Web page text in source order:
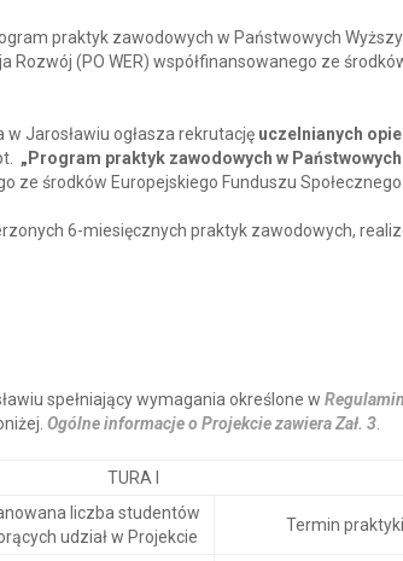
praktyk zawodowych w Państwowych
Rozwój (PO WER) współfinansowanego ze
Jarosławiu ogłasza rekrutację uczelnianych
„Program praktyk zawodowych w Państwowych
ze środków Europejskiego Funduszu
6-miesięcznych praktyk zawodowych,
spełniający wymagania określone w
Ogólne informacje o Projekcie zawiera Zał. 3
TURA I
liczba studentów
udział w Projekcie
Termin praktyki